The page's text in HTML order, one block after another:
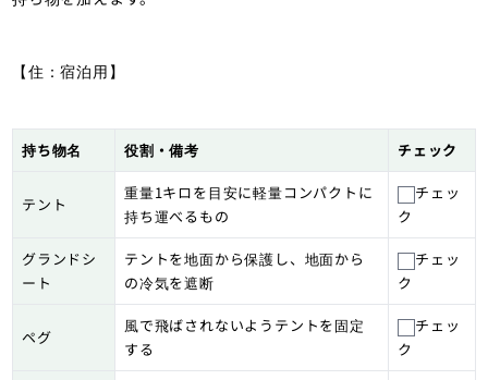
【住：宿泊用 】
持ち物名 役割・備考 チェック
テント
重量1キロを目安に軽量コンパクトに
持ち運べるもの
チェッ
ク
グランドシ
ート
テントを地面から保護し、地面から
の冷気を遮断
チェッ
ク
ペグ
風で飛ばされないようテントを固定
する
チェッ
ク